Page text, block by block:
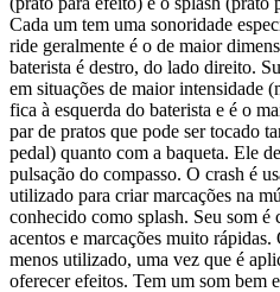
Cada um tem uma sonoridade
ride geralmente é o de maior
baterista é destro, do lado direito.
em situações de maior intensidade
fica à esquerda do baterista e é o
par de pratos que pode ser tocado
pedal) quanto com a baqueta. Ele
pulsação do compasso. O crash é
utilizado para criar marcações na
conhecido como splash. Seu som é
acentos e marcações muito
menos utilizado, uma vez que é
oferecer efeitos. Tem um som bem